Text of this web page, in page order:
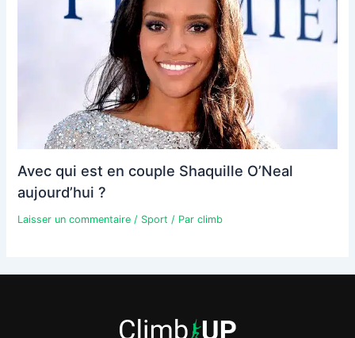
Avec qui est en couple Shaquille O’Neal
aujourd’hui ?
Laisser un commentaire / Sport / Parclimb